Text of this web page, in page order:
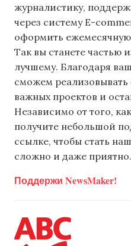
журналистику,
через систему E-
оформить
Так вы станете частью
лучшему. Благодаря
сможем
важных проектов и
Независимо от того,
получите небольшой
ссылке, чтобы стать
сложно и даже приятно.
Поддержи NewsMaker!